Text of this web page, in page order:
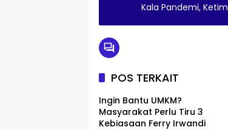
Kala Pandemi,
POS TERKAIT
Ingin Bantu UMKM?
Masyarakat Perlu Tiru 3
Kebiasaan Ferry Irwandi